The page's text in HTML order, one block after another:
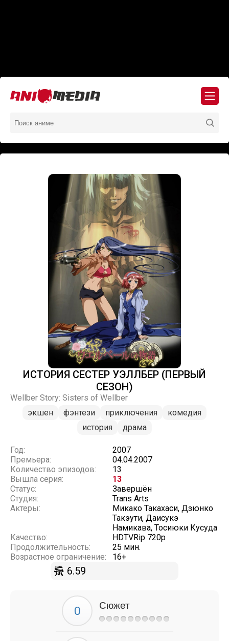
ИСТОРИЯ СЕСТЕР УЭЛЛБЕР (ПЕРВЫЙ
СЕЗОН)
Wellber Story: Sisters of Wellber
экшен
фэнтези приключения
комедия
история
драма
Год:
2007
Премьера:
04.04.2007
Количество эпизодов:
13
Вышла серия:
13
Статус:
Завершён
Студия:
Trans Arts
Актеры:
Микако Такахаси, Дзюнко
Такэути, Даисукэ
Намикава, Тосиюки Кусуда
Качество:
HDTVRip 720p
Продолжительность:
25 мин.
Возрастное ограничение:
16+
6.59
Сюжет